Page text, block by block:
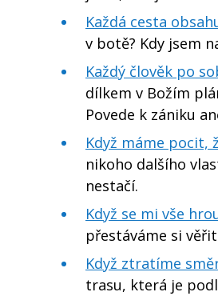
Každá cesta
v botě? Kdy jsem
Každý člověk po
dílkem v Božím
Povede k zániku
Když máme pocit,
nikoho dalšího
nestačí.
Když se mi vše
přestáváme si
Když ztratíme
trasu, která je